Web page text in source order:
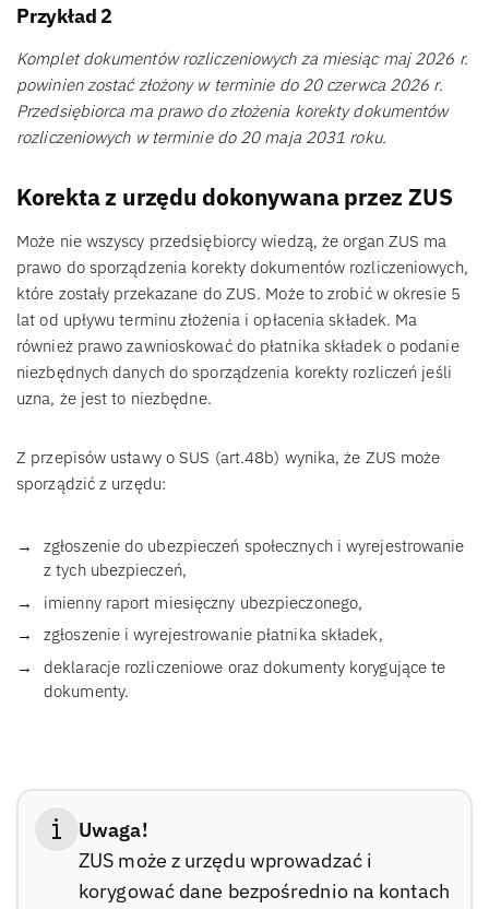
Przykład 2
Komplet dokumentów rozliczeniowych za miesiąc maj 2026 r.
powinien zostać złożony w terminie do 20 czerwca 2026 r.
Przedsiębiorca ma prawo do złożenia korekty dokumentów
rozliczeniowych w terminie do 20 maja 2031 roku.
Korekta z urzędu dokonywana przez ZUS
Może nie wszyscy przedsiębiorcy wiedzą, że organ ZUS ma
prawo do sporządzenia korekty dokumentów rozliczeniowych,
które zostały przekazane do ZUS. Może to zrobić w okresie 5
lat od upływu terminu złożenia i opłacenia składek. Ma
również prawo zawnioskować do płatnika składek o podanie
niezbędnych danych do sporządzenia korekty rozliczeń jeśli
uzna, że jest to niezbędne.
Z przepisów ustawy o SUS (art.48b) wynika, że ZUS może
sporządzić z urzędu:
zgłoszenie do ubezpieczeń społecznych i wyrejestrowanie
z tych ubezpieczeń,
imienny raport miesięczny ubezpieczonego,
zgłoszenie i wyrejestrowanie płatnika składek,
deklaracje rozliczeniowe oraz dokumenty korygujące te
dokumenty.
Uwaga!
ZUS może z urzędu wprowadzać i
korygować dane bezpośrednio na kontach